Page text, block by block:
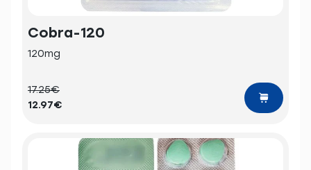
Cobra-120
120mg
17.25€
12.97€